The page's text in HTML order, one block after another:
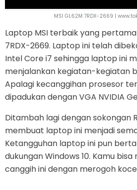
MSI GL62M 7RDX-2669 |
Laptop MSI terbaik yang pertama
7RDX-2669. Laptop ini telah
Intel Core i7 sehingga laptop ini
menjalankan kegiatan-kegiatan
Apalagi kecanggihan prosesor
dipadukan dengan VGA NVIDIA
Ditambah lagi dengan sokongan
membuat laptop ini menjadi
Ketangguhan laptop ini pun
dukungan Windows 10. Kamu
canggih ini dengan merogoh